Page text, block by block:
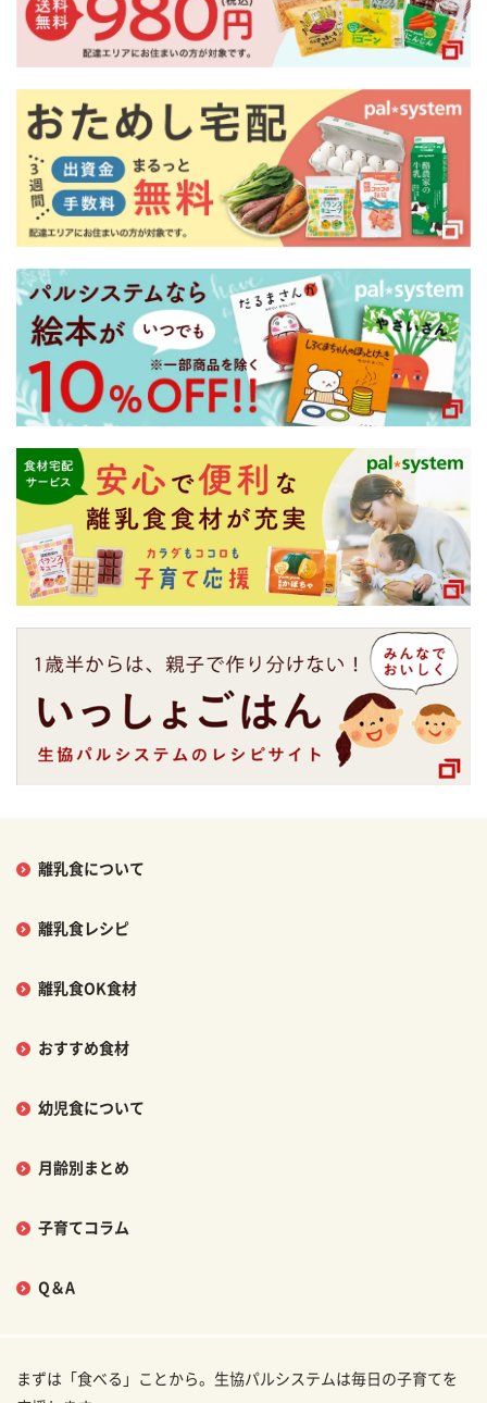
離乳食について
離乳食レシピ
離乳食OK食材
おすすめ食材
幼児食について
月齢別まとめ
子育てコラム
Q＆A
まずは「食べる」ことから。生協パルシステムは毎日の子育てを